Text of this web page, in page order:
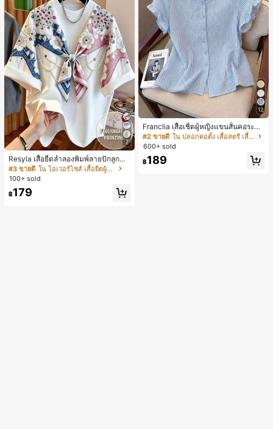
7
Resyla เสื้อยืดลำลองพิมพ์ลายปักลูกปัด
รูปโบว์ขนาดใหญ่สำหรับผู้หญิง
#3 ขายดี
ใน โอเวอร์ไซส์ เสื้อยืดผู้หญิง
100+ sold
฿179
12
Franclia เสื้อเชิ้ตผู้หญิงแขนสั้นคอระบา
ยกระดุมเดี่ยวลายทาง
#2 ขายดี
ใน ปลอกคอตั้ง เสื้อสตรี เสื้อเบลาส์ & Tee
600+ sold
฿189